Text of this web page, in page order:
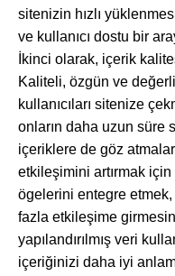
sitenizin hızlı
ve kullanıcı dostu bir
İkinci olarak, içerik
Kaliteli, özgün ve
kullanıcıları sitenize
onların daha uzun süre
içeriklere de göz
etkileşimini artırmak
ögelerini entegre etmek,
fazla etkileşime
yapılandırılmış veri
içeriğinizi daha iyi